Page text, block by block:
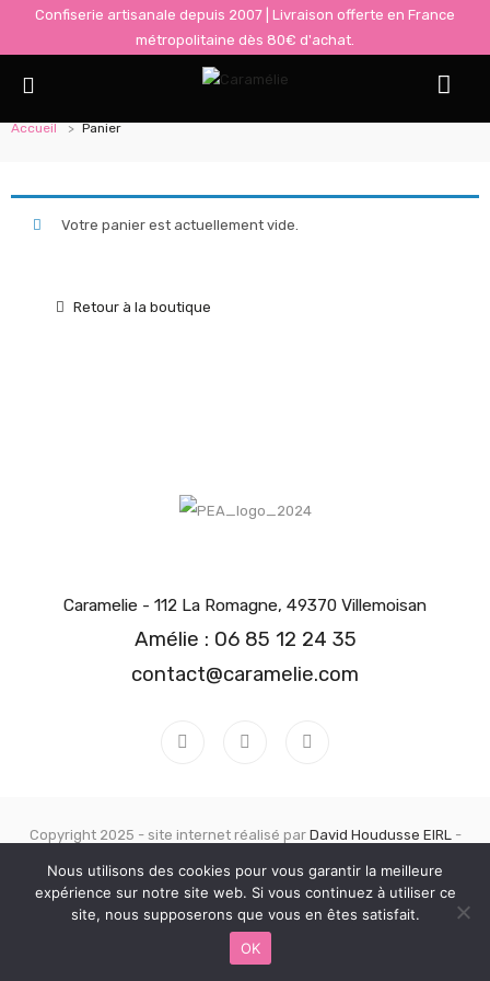
Confiserie artisanale depuis 2007 | Livraison offerte en France
métropolitaine dès 80€ d'achat.
Panier
Accueil Panier
Votre panier est actuellement vide.
Retour à la boutique
Caramelie - 112 La Romagne, 49370 Villemoisan
Amélie : 06 85 12 24 35
contact@caramelie.com
Copyright 2025 - site internet réalisé par David Houdusse EIRL-
Mentions Légales
Nous utilisons des cookies pour vous garantir la meilleure
expérience sur notre site web. Si vous continuez à utiliser ce
site, nous supposerons que vous en êtes satisfait.
OK